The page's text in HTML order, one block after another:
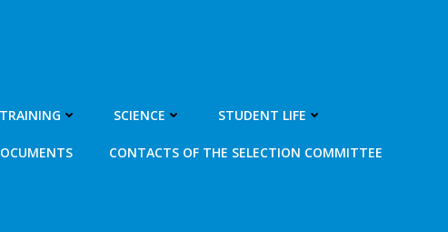
SCIENCE STUDENT LIFE
CONTACTS OF THE SELECTION COMMITTEE